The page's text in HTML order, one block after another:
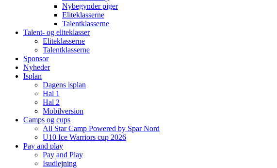
Nybegynder piger
Eliteklasserne
Talentklasserne
Talent- og eliteklasser
Eliteklasserne
Talentklasserne
Sponsor
Nyheder
Isplan
Dagens isplan
Hal 1
Hal 2
Mobilversion
Camps og cups
All Star Camp Powered by Spar Nord
U10 Ice Warriors cup 2026
Pay and play
Pay and Play
Isudlejning